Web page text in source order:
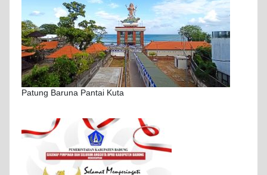
Patung Baruna Pantai Kuta